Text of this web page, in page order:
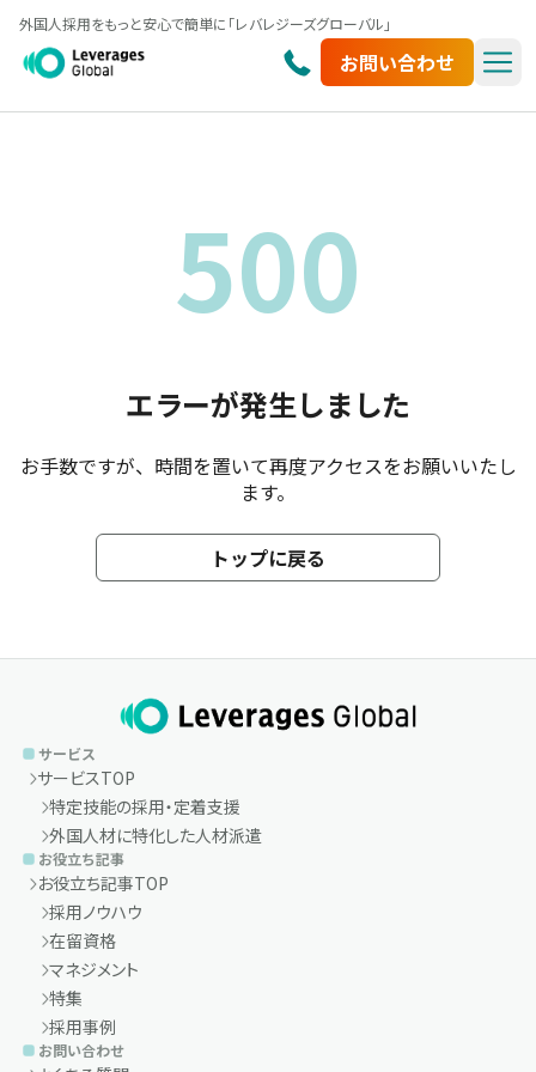
外国人採用をもっと安心で簡単に「レバレジーズグローバル」
お問い合わせ
500
エラーが発生しました
お手数ですが、時間を置いて再度アクセスをお願いいたし
ます。
トップに戻る
サービス
サービスTOP
特定技能の採用・定着支援
外国人材に特化した人材派遣
お役立ち記事
お役立ち記事TOP
採用ノウハウ
在留資格
マネジメント
特集
採用事例
お問い合わせ